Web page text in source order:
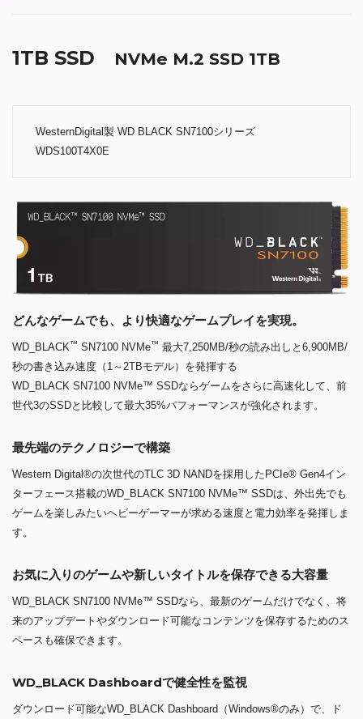
1TB SSD NVMe M.2 SSD 1TB
WesternDigital製 WD BLACK SN7100シリーズ
WDS100T4X0E
どんなゲームでも、より快適なゲームプレイを実現。
WD_BLACK™ SN7100 NVMe™ 最大7,250MB/秒の読み出しと6,900MB/
秒の書き込み速度（1～2TBモデル）を発揮する
WD_BLACK SN7100 NVMe™ SSDならゲームをさらに高速化して、前
世代3のSSDと比較して最大35%パフォーマンスが強化されます。
最先端のテクノロジーで構築
Western Digital®の次世代のTLC 3D NANDを採用したPCIe® Gen4イン
ターフェース搭載のWD_BLACK SN7100 NVMe™ SSDは、外出先でも
ゲームを楽しみたいヘビーゲーマーが求める速度と電力効率を発揮しま
す。
お気に入りのゲームや新しいタイトルを保存できる大容量
WD_BLACK SN7100 NVMe™ SSDなら、最新のゲームだけでなく、将
来のアップデートやダウンロード可能なコンテンツを保存するためのス
ペースも確保できます。
WD_BLACK Dashboardで健全性を監視
ダウンロード可能なWD_BLACK Dashboard（Windows®のみ）で、ド